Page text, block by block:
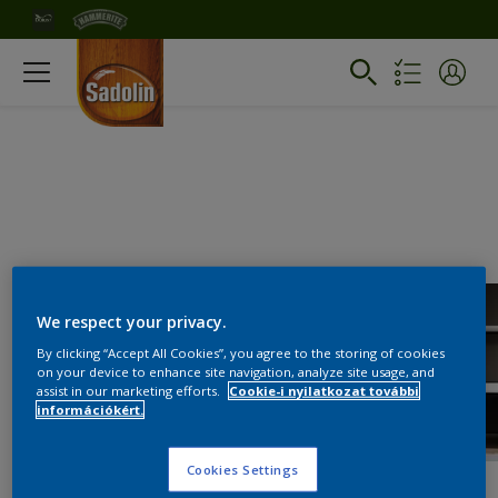
We respect your privacy.
By clicking “Accept All Cookies”, you agree to the storing of cookies
on your device to enhance site navigation, analyze site usage, and
assist in our marketing efforts.
Cookie-i nyilatkozat további
információkért.
Cookies Settings